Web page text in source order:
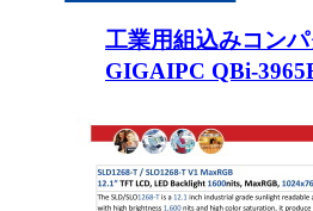
工業用組込みコン
GIGAIPC QBi-